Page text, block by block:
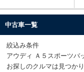
中古車一覧
絞込み条件
アウディ Ａ５スポーツ
お探しのクルマは見つか